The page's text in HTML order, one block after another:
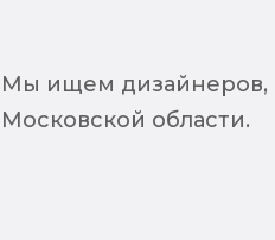
Мы ищем дизайнеров,
Московской области.